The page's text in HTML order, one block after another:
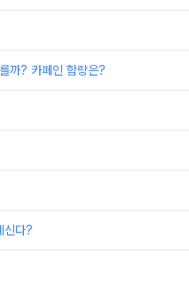
까? 카페인 함량은?
신다?